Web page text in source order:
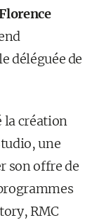
déléguée de
la création
une
son offre de
RMC